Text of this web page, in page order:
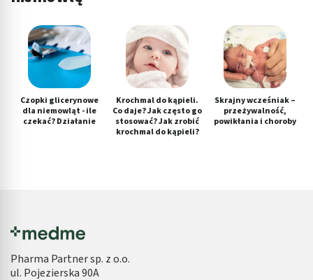
Czopki glicerynowe
dla niemowląt - ile
czekać? Działanie
Krochmal do kąpieli.
Co daje? Jak często go
stosować? Jak zrobić
krochmal do kąpieli?
Skrajny wcześniak –
przeżywalność,
powikłania i choroby
Pharma Partner sp. z o.o.
ul. Pojezierska 90A